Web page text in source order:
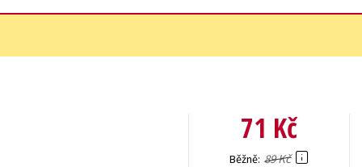
71 Kč
Běžně 89 Kč